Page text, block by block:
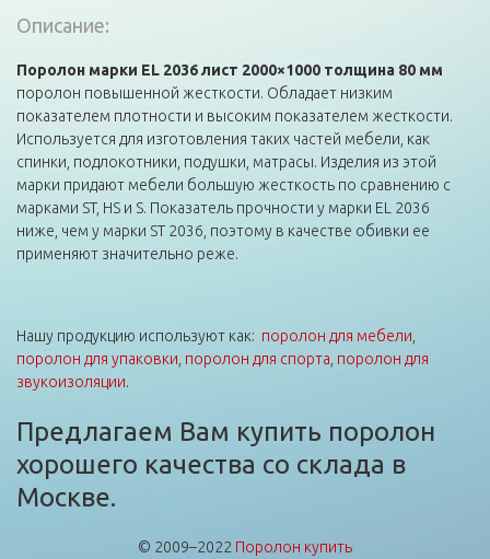
Описание:
Поролон марки EL 2036 лист 2000×1000 толщина 80 мм
поролон повышенной жесткости. Обладает низким
показателем плотности и высоким показателем жесткости.
Используется для изготовления таких частей мебели, как
спинки, подлокотники, подушки, матрасы. Изделия из этой
марки придают мебели большую жесткость по сравнению с
марками ST, HS и S. Показатель прочности у марки EL 2036
ниже, чем у марки ST 2036, поэтому в качестве обивки ее
применяют значительно реже.
Нашу продукцию используют как: поролон для мебели
поролон для упаковки поролон для спорта поролон для
звукоизоляции.
Предлагаем Вам купить поролон
хорошего качества со склада в
Москве.
© 2009–2022 Поролон купить